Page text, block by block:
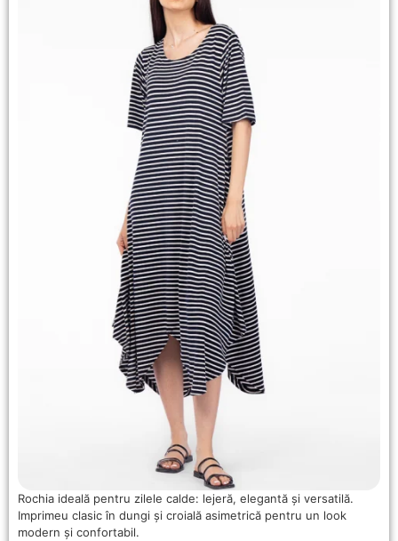
Rochia ideală pentru zilele calde: lejeră, elegantă și versatilă.
Imprimeu clasic în dungi și croială asimetrică pentru un look
modern și confortabil.